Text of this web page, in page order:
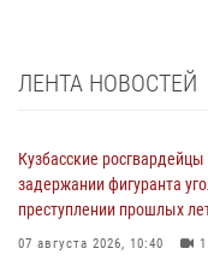
ЛЕНТА НОВОСТЕЙ
Кузбасские
задержании фигуранта
преступлении прошлых
07 августа 2026, 10:40 1